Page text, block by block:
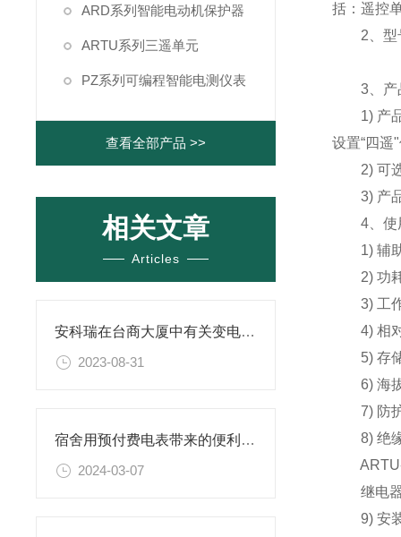
ARD系列智能电动机保护器
ARTU系列三遥单元
PZ系列可编程智能电测仪表
查看全部产品 >>
相关文章
Articles
安科瑞在台商大厦中有关变电站运维云平台设计与应用
2023-08-31
宿舍用预付费电表带来的便利与挑战
2024-03-07
括：遥控
2、型
3、产
1) 产品
设置“四遥
2) 可选
3) 产品
4、使
1) 辅助
2) 功耗
3) 工作
4) 相对
5) 存储
6) 海拔
7) 防护
8) 绝缘
ARTU-
继电器
9) 安装